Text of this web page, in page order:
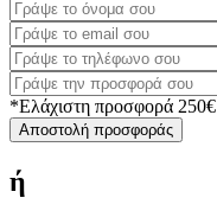
*Ελάχιστη προσφορά 250€
Αποστολή προσφοράς
ή